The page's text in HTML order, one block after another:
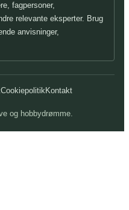
fagpersoner,
relevante eksperter. Brug
anvisninger,
CookiepolitikKontakt
og hobbydrømme.